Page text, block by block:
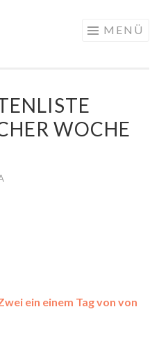
MENÜ
WOCHE
ein einem Tag von von